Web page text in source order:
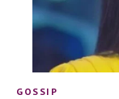
GOSSIP